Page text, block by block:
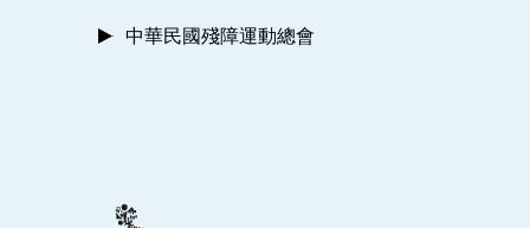
中華民國殘障運動總會